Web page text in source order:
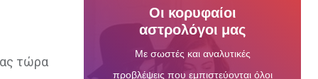
τώρα
Οι κορυφαίοι
αστρολόγοι μας
Με σωστές και αναλυτικές
προβλέψεις που εμπιστεύονται όλοι